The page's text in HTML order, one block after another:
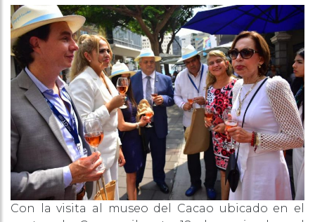
Con la visita al museo del Cacao ubicado en el